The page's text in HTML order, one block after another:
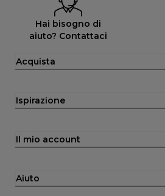
Hai bisogno di
aiuto? Contattaci
Acquista
Ispirazione
Il mio account
Aiuto